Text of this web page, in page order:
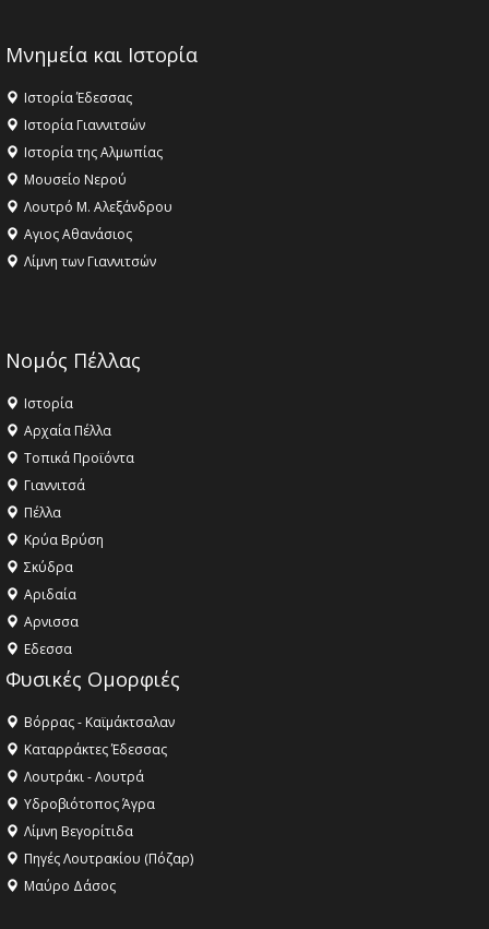
Μνημεία και Ιστορία
Ιστορία Έδεσσας
Ιστορία Γιαννιτσών
Ιστορία της Αλμωπίας
Μουσείο Νερού
Λουτρό Μ. Αλεξάνδρου
Αγιος Αθανάσιος
Λίμνη των Γιαννιτσών
Νομός Πέλλας
Ιστορία
Αρχαία Πέλλα
Τοπικά Προϊόντα
Γιαννιτσά
Πέλλα
Κρύα Βρύση
Σκύδρα
Αριδαία
Aρνισσα
Eδεσσα
Φυσικές Ομορφιές
Βόρρας - Καϊμάκτσαλαν
Καταρράκτες Έδεσσας
Λουτράκι - Λουτρά
Υδροβιότοπος Άγρα
Λίμνη Βεγορίτιδα
Πηγές Λουτρακίου (Πόζαρ)
Μαύρο Δάσος